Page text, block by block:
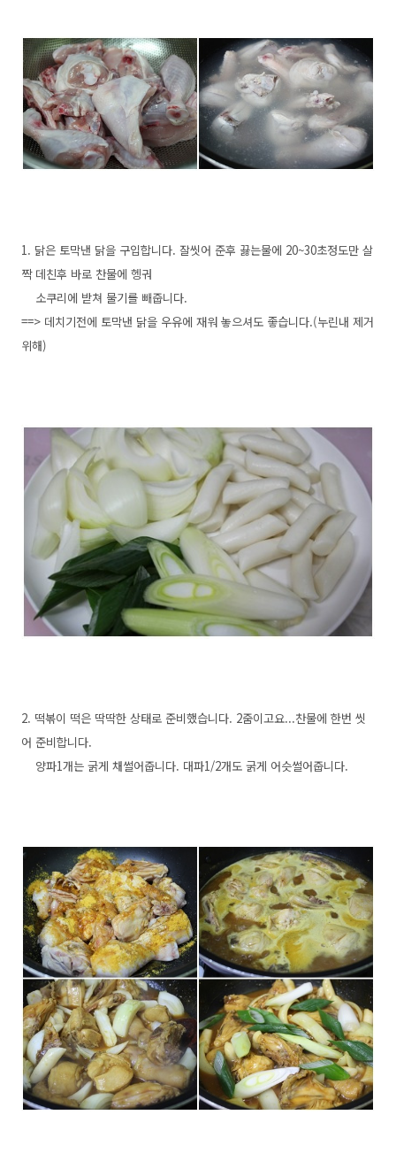
1. 닭은 토막낸 닭을 구입합니다. 잘씻어 준후 끓는물에 20~30초정도만 살
짝 데친후 바로 찬물에 헹궈
소쿠리에 받쳐 물기를 빼줍니다.
==> 데치기전에 토막낸 닭을 우유에 재워 놓으셔도 좋습니다.(누린내 제거
위해)
2. 떡볶이 떡은 딱딱한 상태로 준비했습니다. 2줌이고요...찬물에 한번 씻
어 준비합니다.
양파1개는 굵게 채썰어줍니다. 대파1/2개도 굵게 어슷썰어줍니다.